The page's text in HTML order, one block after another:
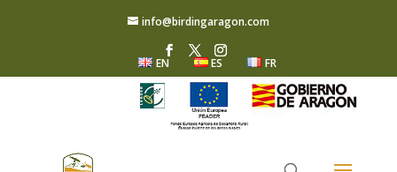
info@birdingaragon.com
EN ES FR